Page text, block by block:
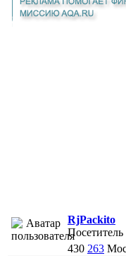
RjPackito
Посетитель
430 263